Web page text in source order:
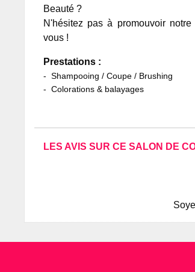
Beauté ?
N'hésitez pas à promouvoir
vous !
Prestations :
Shampooing / Coupe / Brushing
Colorations & balayages
LES AVIS SUR CE SALON DE